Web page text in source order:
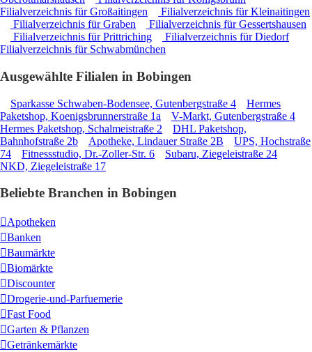
Filialverzeichnis für Großaitingen
Filialverzeichnis für Kleinaitingen
Filialverzeichnis für Graben
Filialverzeichnis für Gessertshausen
Filialverzeichnis für Prittriching
Filialverzeichnis für Diedorf
Filialverzeichnis für Schwabmünchen
Ausgewählte Filialen in Bobingen
Sparkasse Schwaben-Bodensee, Gutenbergstraße 4
Hermes
Paketshop, Koenigsbrunnerstraße 1a
V-Markt, Gutenbergstraße 4
Hermes Paketshop, Schalmeistraße 2
DHL Paketshop,
Bahnhofstraße 2b
Apotheke, Lindauer Straße 2B
UPS, Hochstraße
74
Fitnessstudio, Dr.-Zoller-Str. 6
Subaru, Ziegeleistraße 24
NKD, Ziegeleistraße 17
Beliebte Branchen in Bobingen
Apotheken
Banken
Baumärkte
Biomärkte
Discounter
Drogerie-und-Parfuemerie
Fast Food
Garten & Pflanzen
Getränkemärkte